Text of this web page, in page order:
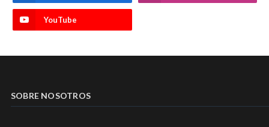
YouTube
SOBRE NOSOTROS